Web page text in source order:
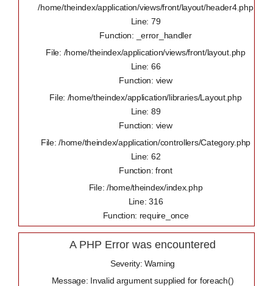
/home/theindex/application/views/front/layout/header4.php
Line: 79
Function: _error_handler
File: /home/theindex/application/views/front/layout.php
Line: 66
Function: view
File: /home/theindex/application/libraries/Layout.php
Line: 89
Function: view
File: /home/theindex/application/controllers/Category.php
Line: 62
Function: front
File: /home/theindex/index.php
Line: 316
Function: require_once
A PHP Error was encountered
Severity: Warning
Message: Invalid argument supplied for foreach()